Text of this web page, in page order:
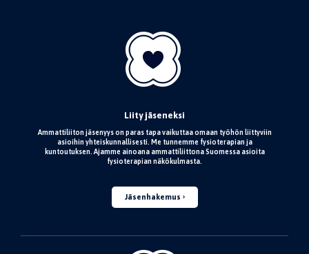
Liity jäseneksi
Ammattiliiton jäsenyys on paras tapa vaikuttaa omaan työhön liittyviin
asioihin yhteiskunnallisesti. Me tunnemme fysioterapian ja
kuntoutuksen. Ajamme ainoana ammattiliittona Suomessa asioita
fysioterapian näkökulmasta.
Jäsenhakemus